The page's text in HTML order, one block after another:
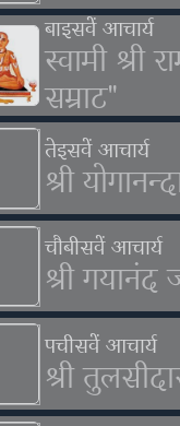
बाइसवें आचार्य
स्वामी श्री
सम्राट"
तेइसवें आचार्य
श्री
चौबीसवें आचार्य
श्री गयानंद
पचीसवें आचार्य
श्री